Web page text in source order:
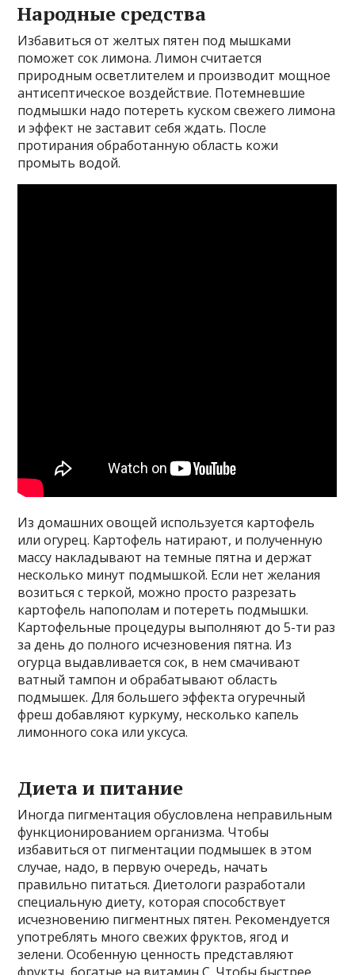
Народные средства
Избавиться от желтых пятен под мышками
поможет сок лимона. Лимон считается
природным осветлителем и производит мощное
антисептическое воздействие. Потемневшие
подмышки надо потереть куском свежего лимона
и эффект не заставит себя ждать. После
протирания обработанную область кожи
промыть водой.
Из домашних овощей используется картофель
или огурец. Картофель натирают, и полученную
массу накладывают на темные пятна и держат
несколько минут подмышкой. Если нет желания
возиться с теркой, можно просто разрезать
картофель напополам и потереть подмышки.
Картофельные процедуры выполняют до 5-ти раз
за день до полного исчезновения пятна. Из
огурца выдавливается сок, в нем смачивают
ватный тампон и обрабатывают область
подмышек. Для большего эффекта огуречный
фреш добавляют куркуму, несколько капель
лимонного сока или уксуса.
Диета и питание
Иногда пигментация обусловлена неправильным
функционированием организма. Чтобы
избавиться от пигментации подмышек в этом
случае, надо, в первую очередь, начать
правильно питаться. Диетологи разработали
специальную диету, которая способствует
исчезновению пигментных пятен. Рекомендуется
употреблять много свежих фруктов, ягод и
зелени. Особенную ценность представляют